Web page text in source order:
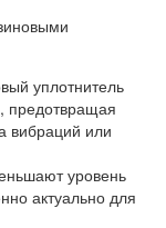
уплотнитель
предотвращая
вибраций или
уровень
актуально для